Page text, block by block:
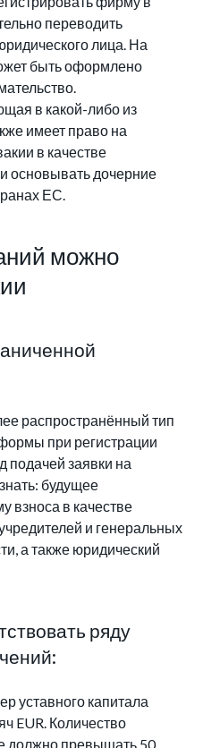
переводить
лица. На
быть оформлено
в какой-либо из
имеет право на
в качестве
основывать дочерние
ЕС.
можно
распространённый тип
при регистрации
подачей заявки на
будущее
взноса в качестве
и генеральных
а также юридический
ряду
уставного капитала
EUR. Количество
должно превышать 50,